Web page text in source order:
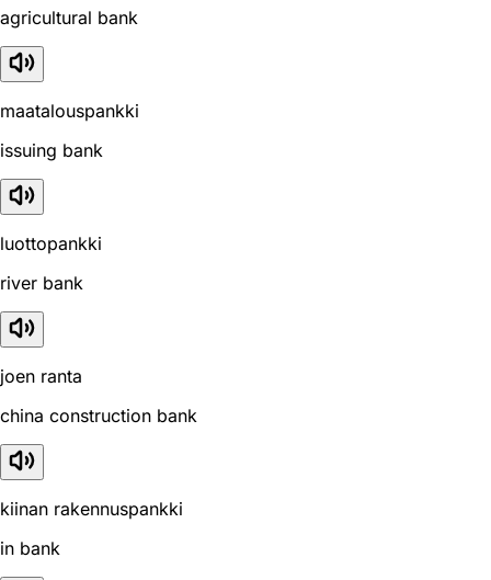
agricultural bank
maatalouspankki
issuing bank
luottopankki
river bank
joen ranta
china construction bank
kiinan rakennuspankki
in bank